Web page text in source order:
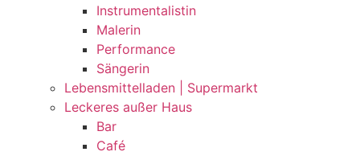
Instrumentalistin
Malerin
Performance
Sängerin
Lebensmittelladen | Supermarkt
Leckeres außer Haus
Bar
Café